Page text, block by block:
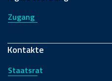
Zugang
Kontakte
Staatsrat